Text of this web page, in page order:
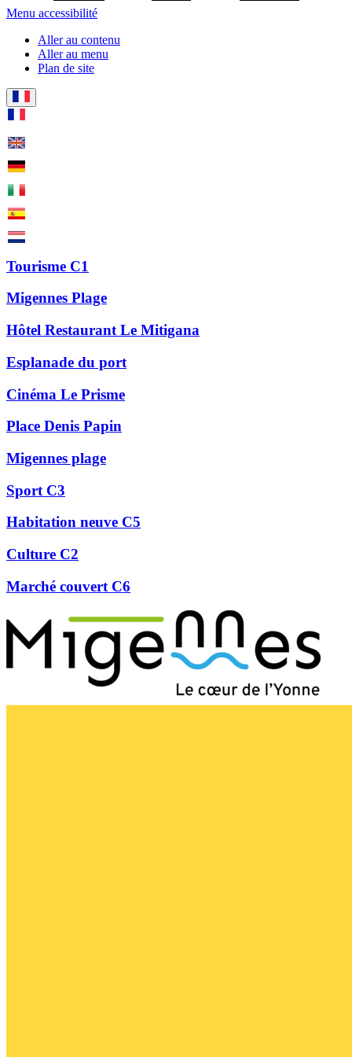
Menu accessibilité
Aller au contenu
Aller au menu
Plan de site
Tourisme C1
Migennes Plage
Hôtel Restaurant Le Mitigana
Esplanade du port
Cinéma Le Prisme
Place Denis Papin
Migennes plage
Sport C3
Habitation neuve C5
Culture C2
Marché couvert C6
Précédent
Suivant